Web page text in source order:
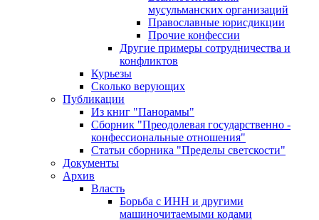
мусульманских организаций
Православные юрисдикции
Прочие конфессии
Другие примеры сотрудничества и
конфликтов
Курьезы
Сколько верующих
Публикации
Из книг "Панорамы"
Сборник "Преодолевая государственно -
конфессиональные отношения"
Статьи сборника "Пределы светскости"
Документы
Архив
Власть
Борьба с ИНН и другими
машиночитаемыми кодами